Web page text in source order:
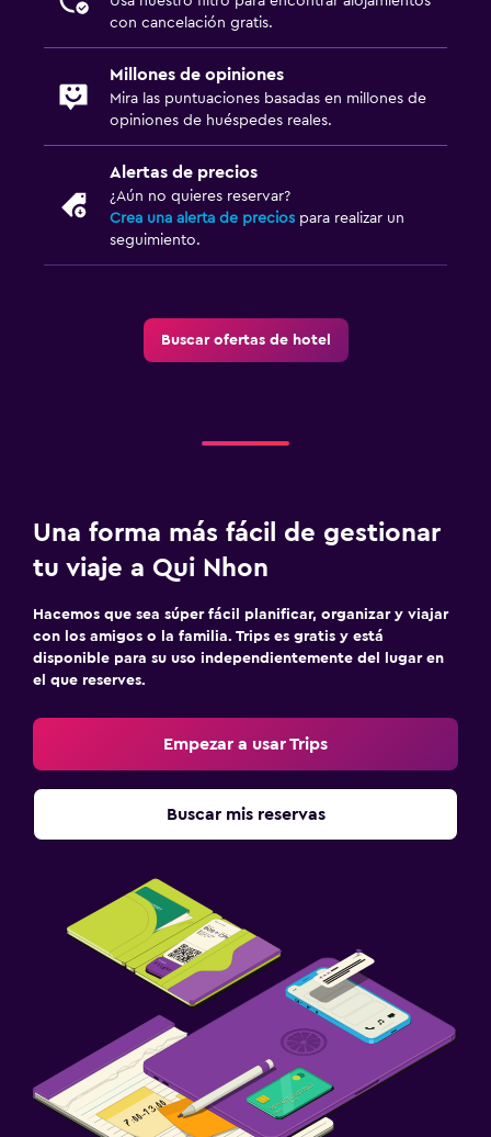
con cancelación gratis.
Millones de opiniones
Mira las puntuaciones basadas en millones de
opiniones de huéspedes reales.
Alertas de precios
¿Aún no quieres reservar?
Crea una alerta de precios para realizar un
seguimiento.
Buscar ofertas de hotel
Una forma más fácil de gestionar
tu viaje a Qui Nhon
Hacemos que sea súper fácil planificar, organizar y viajar
con los amigos o la familia. Trips es gratis y está
disponible para su uso independientemente del lugar en
el que reserves.
Empezar a usar Trips
Buscar mis reservas